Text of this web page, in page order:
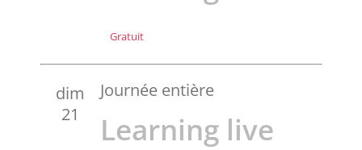
Gratuit
dim
21
Journée entière
Learning live